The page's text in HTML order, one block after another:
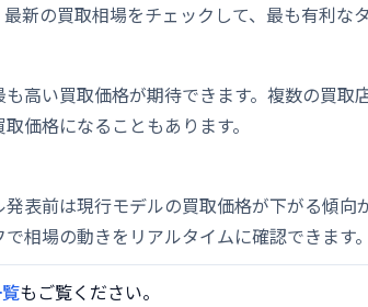
新の買取相場をチェックして、最も有利な
高い買取価格が期待できます。複数の買
価格になることもあります。
表前は現行モデルの買取価格が下がる傾
相場の動きをリアルタイムに確認できます。
もご覧ください。